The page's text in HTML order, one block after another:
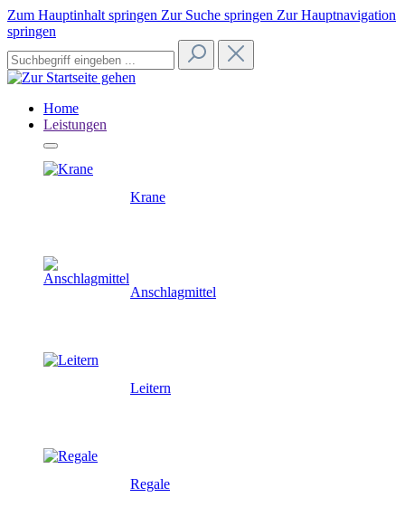
Zum Hauptinhalt springen Zur Suche springen Zur Hauptnavigation
springen
Home
Leistungen
Krane
Anschlagmittel
Leitern
Regale